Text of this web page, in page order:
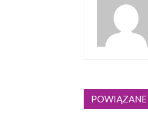
POWIĄZANE